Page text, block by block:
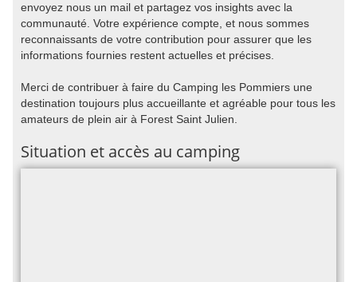
envoyez nous un mail et partagez vos insights avec la
communauté. Votre expérience compte, et nous sommes
reconnaissants de votre contribution pour assurer que les
informations fournies restent actuelles et précises.
Merci de contribuer à faire du Camping les Pommiers une
destination toujours plus accueillante et agréable pour tous les
amateurs de plein air à Forest Saint Julien.
Situation et accès au camping